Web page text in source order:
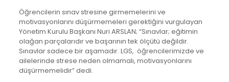
Öğrencilerin sınav stresine girmemelerini ve
motivasyonlarını düşürmemeleri gerektiğini vurgulayan
Yönetim Kurulu Başkanı Nuri ARSLAN; “Sınavlar; eğitimin
olağan parçalarıdır ve başarının tek ölçütü değildir.
Sınavlar sadece bir aşamadır. LGS, öğrencilerimizde ve
ailelerinde strese neden olmamalı, motivasyonlarını
düşürmemelidir” dedi.